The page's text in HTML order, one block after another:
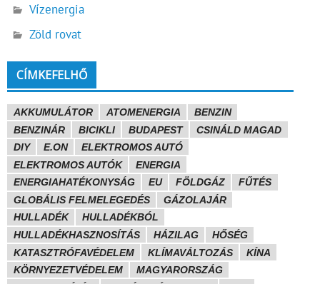
Vízenergia
Zöld rovat
CÍMKEFELHŐ
AKKUMULÁTOR ATOMENERGIA
BENZIN
BENZINÁR
BICIKLI BUDAPEST
CSINÁLD MAGAD
DIY
E.ON
ELEKTROMOS AUTÓ
ELEKTROMOS AUTÓK
ENERGIA
ENERGIAHATÉKONYSÁG
EU FÖLDGÁZ
FŰTÉS
GLOBÁLIS FELMELEGEDÉS
GÁZOLAJÁR
HULLADÉK
HULLADÉKBÓL
HULLADÉKHASZNOSÍTÁS
HÁZILAG
HŐSÉG
KATASZTRÓFAVÉDELEM
KLÍMAVÁLTOZÁS
KÍNA
KÖRNYEZETVÉDELEM
MAGYARORSZÁG